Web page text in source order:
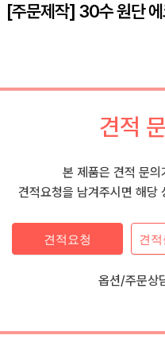
[주문제작] 30수 원단
견적
본 제품은 견적 문
견적요청을 남겨주시면 해당
견적요청 견적
옵션/주문